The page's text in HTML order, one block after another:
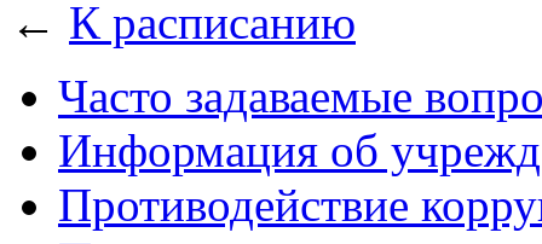
← К расписанию
Часто задаваемые
Информация об
Противодействие